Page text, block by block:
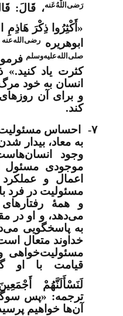
رَضی‌اللّهُ‌عَنه، قَالَ:
«أَكْثِرُوا ذِكْرَ هَاذِمِ
ابوهریره رضی‌الله‌عنه
صلی‌الله‌علیه‌وسلم
کثرت یاد
انسان به خود
و برای آن
کند.
۷-
احساس
به معاد، بیدار
وجود
موجودی مسئول
اعمال و
مسئولیت در فرد
و همۀ
می‌دهد، و او در
به پاسخگویی
خداوند متعال
مسئولیت‌خواهی
قیامت با او
لَنَسْأَلَنَّهُمْ
ترجمه: «پس
آن‌ها خواهیم